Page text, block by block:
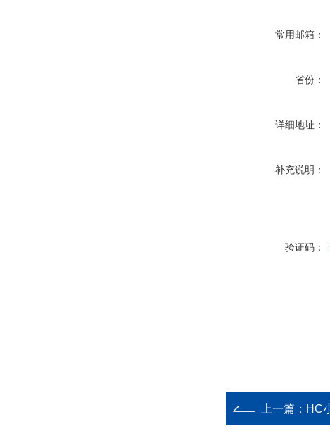
常用邮箱：
省份：
详细地址：
补充说明：
验证码：
上一篇： HC